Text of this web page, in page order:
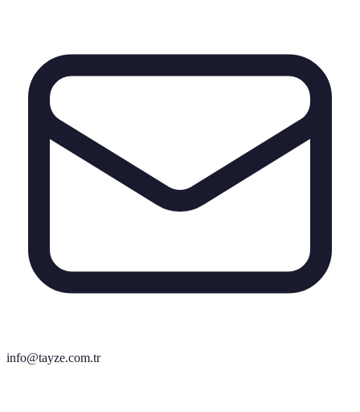
info@tayze.com.tr